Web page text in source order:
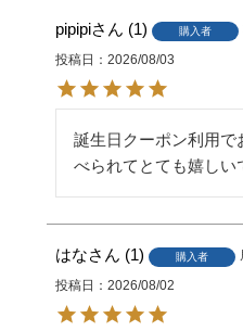
pipipi 1 購入者
投稿日
2026/08/03
誕生日クーポン利用で
はな 1 購入者
投稿日
2026/08/02